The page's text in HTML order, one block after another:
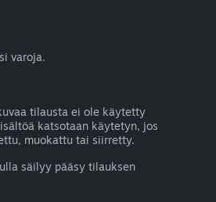
varoja.
tilausta ei ole käytetty
katsotaan käytetyn, jos
muokattu tai siirretty.
säilyy pääsy tilauksen